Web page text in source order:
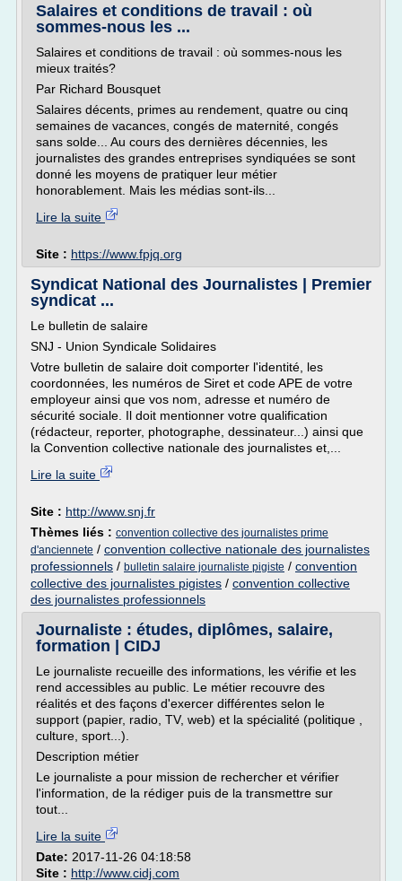
Salaires et conditions de travail : où
sommes-nous les ...
Salaires et conditions de travail : où sommes-nous les
mieux traités?
Par Richard Bousquet
Salaires décents, primes au rendement, quatre ou cinq
semaines de vacances, congés de maternité, congés
sans solde... Au cours des dernières décennies, les
journalistes des grandes entreprises syndiquées se sont
donné les moyens de pratiquer leur métier
honorablement. Mais les médias sont-ils...
Lire la suite
Site : https://www.fpjq.org
Syndicat National des Journalistes | Premier
syndicat ...
Le bulletin de salaire
SNJ - Union Syndicale Solidaires
Votre bulletin de salaire doit comporter l'identité, les
coordonnées, les numéros de Siret et code APE de votre
employeur ainsi que vos nom, adresse et numéro de
sécurité sociale. Il doit mentionner votre qualification
(rédacteur, reporter, photographe, dessinateur...) ainsi que
la Convention collective nationale des journalistes et,...
Lire la suite
Site : http://www.snj.fr
Thèmes liés : convention collective des journalistes prime
d'anciennete / convention collective nationale des journalistes
professionnels / bulletin salaire journaliste pigiste / convention
collective des journalistes pigistes / convention collective
des journalistes professionnels
Journaliste : études, diplômes, salaire,
formation | CIDJ
Le journaliste recueille des informations, les vérifie et les
rend accessibles au public. Le métier recouvre des
réalités et des façons d'exercer différentes selon le
support (papier, radio, TV, web) et la spécialité (politique ,
culture, sport...).
Description métier
Le journaliste a pour mission de rechercher et vérifier
l'information, de la rédiger puis de la transmettre sur
tout...
Lire la suite
Date: 2017-11-26 04:18:58
Site : http://www.cidj.com